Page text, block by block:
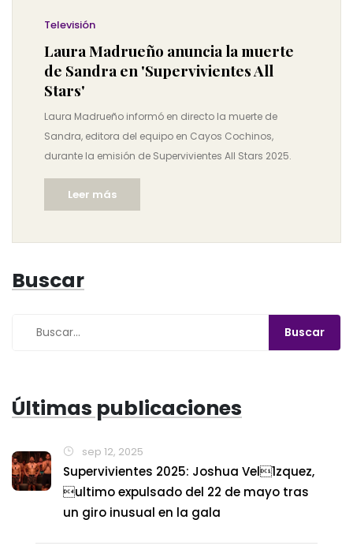
Televisión
Laura Madrueño anuncia la muerte
de Sandra en 'Supervivientes All
Stars'
Laura Madrueño informó en directo la muerte de
Sandra, editora del equipo en Cayos Cochinos,
durante la emisión de Supervivientes All Stars 2025.
Leer más
Buscar
Últimas publicaciones
sep 12, 2025
Supervivientes 2025: Joshua Vel1zquez,
ultimo expulsado del 22 de mayo tras
un giro inusual en la gala